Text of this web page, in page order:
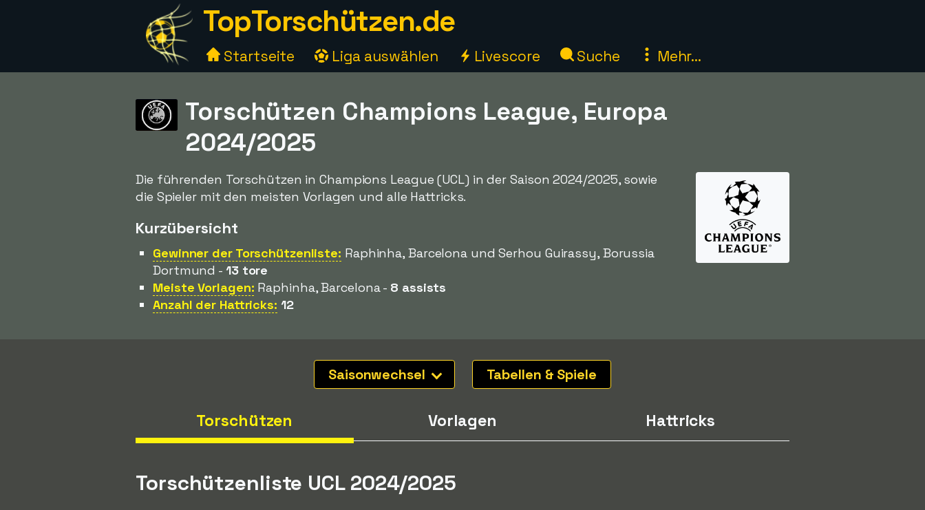
TopTorschützen.de
Startseite Liga auswählen Livescore Suche Mehr...
Torschützen Champions League, Europa
2024/2025
Die führenden Torschützen in Champions League (UCL) in der Saison 2024/2025, sowie
die Spieler mit den meisten Vorlagen und alle Hattricks.
Kurzübersicht
Gewinner der Torschützenliste: Raphinha, Barcelona und Serhou Guirassy, Borussia
Dortmund - 13 tore
Meiste Vorlagen: Raphinha, Barcelona - 8 assists
Anzahl der Hattricks: 12
Saisonwechsel Tabellen & Spiele
Torschützen Vorlagen Hattricks
Torschützenliste UCL 2024/2025